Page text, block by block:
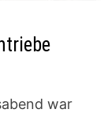
war